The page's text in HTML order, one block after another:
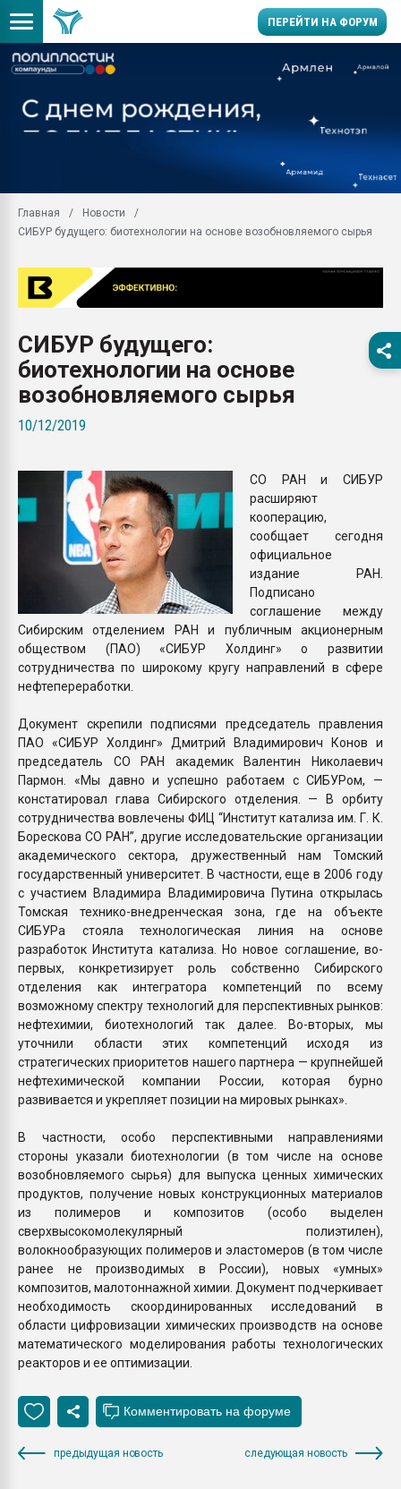
ПЕРЕЙТИ НА ФОРУМ
заводу пластмасс"
28.07.2026
28.07.2026
ПЕРЕЙТИ НА
Главная
Новости
СИБУР будущего: биотехнологии на основе возобновляемого сырья
СИБУР будущего:
биотехнологии на основе
возобновляемого сырья
10/12/2019
СО РАН и СИБУР
расширяют
кооперацию,
сообщает сегодня
официальное
издание РАН.
Подписано
соглашение между
Сибирским отделением РАН и публичным акционерным
обществом (ПАО) «СИБУР Холдинг» о развитии
сотрудничества по широкому кругу направлений в сфере
нефтепереработки.
Документ скрепили подписями председатель правления
ПАО «СИБУР Холдинг» Дмитрий Владимирович Конов и
председатель СО РАН академик Валентин Николаевич
Пармон. «Мы давно и успешно работаем с СИБУРом, —
констатировал глава Сибирского отделения. — В орбиту
сотрудничества вовлечены ФИЦ “Институт катализа им. Г. К.
Борескова СО РАН”, другие исследовательские организации
академического сектора, дружественный нам Томский
государственный университет. В частности, еще в 2006 году
с участием Владимира Владимировича Путина открылась
Томская технико-внедренческая зона, где на объекте
СИБУРа стояла технологическая линия на основе
разработок Института катализа. Но новое соглашение, во-
первых, конкретизирует роль собственно Сибирского
отделения как интегратора компетенций по всему
возможному спектру технологий для перспективных рынков:
нефтехимии, биотехнологий так далее. Во-вторых, мы
уточнили области этих компетенций исходя из
стратегических приоритетов нашего партнера — крупнейшей
нефтехимической компании России, которая бурно
развивается и укрепляет позиции на мировых рынках».
В частности, особо перспективными направлениями
стороны указали биотехнологии (в том числе на основе
возобновляемого сырья) для выпуска ценных химических
продуктов, получение новых конструкционных материалов
из полимеров и композитов (особо выделен
сверхвысокомолекулярный полиэтилен),
волокнообразующих полимеров и эластомеров (в том числе
ранее не производимых в России), новых «умных»
композитов, малотоннажной химии. Документ подчеркивает
необходимость скоординированных исследований в
области цифровизации химических производств на основе
математического моделирования работы технологических
реакторов и ее оптимизации.
предыдущая новость следующая новость